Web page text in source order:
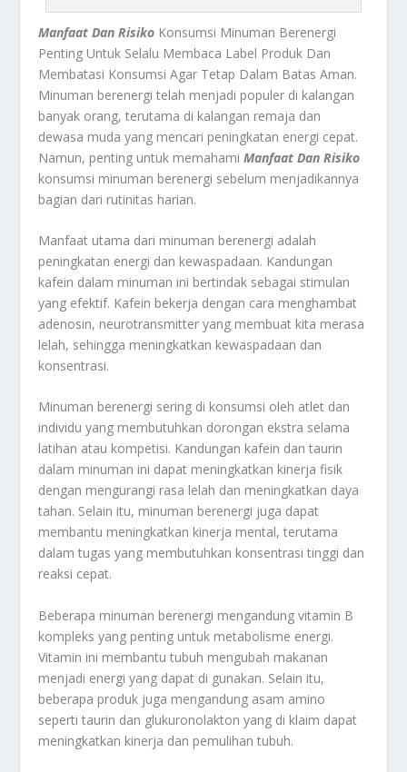
Manfaat Dan Risiko Konsumsi Minuman Berenergi
Penting Untuk Selalu Membaca Label Produk Dan
Membatasi Konsumsi Agar Tetap Dalam Batas Aman.
Minuman berenergi telah menjadi populer di kalangan
banyak orang, terutama di kalangan remaja dan
dewasa muda yang mencari peningkatan energi cepat.
Namun, penting untuk memahamiManfaat Dan Risiko
konsumsi minuman berenergi sebelum menjadikannya
bagian dari rutinitas harian.
Manfaat utama dari minuman berenergi adalah
peningkatan energi dan kewaspadaan. Kandungan
kafein dalam minuman ini bertindak sebagai stimulan
yang efektif. Kafein bekerja dengan cara menghambat
adenosin, neurotransmitter yang membuat kita merasa
lelah, sehingga meningkatkan kewaspadaan dan
konsentrasi.
Minuman berenergi sering di konsumsi oleh atlet dan
individu yang membutuhkan dorongan ekstra selama
latihan atau kompetisi. Kandungan kafein dan taurin
dalam minuman ini dapat meningkatkan kinerja fisik
dengan mengurangi rasa lelah dan meningkatkan daya
tahan. Selain itu, minuman berenergi juga dapat
membantu meningkatkan kinerja mental, terutama
dalam tugas yang membutuhkan konsentrasi tinggi dan
reaksi cepat.
Beberapa minuman berenergi mengandung vitamin B
kompleks yang penting untuk metabolisme energi.
Vitamin ini membantu tubuh mengubah makanan
menjadi energi yang dapat di gunakan. Selain itu,
beberapa produk juga mengandung asam amino
seperti taurin dan glukuronolakton yang di klaim dapat
meningkatkan kinerja dan pemulihan tubuh.